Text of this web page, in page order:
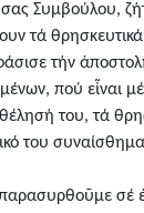
Συμβούλου,
τά
τήν
πού εἶναι
του, τά
του
σέ